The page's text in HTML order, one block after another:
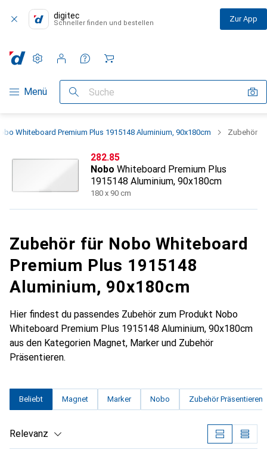
digitec
Schneller finden und bestellen Zur App
Navigation nach Kategorien
Menü Suche
Einstellungen
Kundenkonto
Vergleichslisten
Merklisten
Warenkorb
Whiteboard Premium Plus 1915148 Aluminium, 90x180cm Zubehör
CHF
282.85
Nobo Whiteboard Premium Plus
1915148 Aluminium, 90x180cm
180 x 90 cm
Zubehör für Nobo Whiteboard
Premium Plus 1915148
Aluminium, 90x180cm
Hier findest du passendes Zubehör zum Produkt Nobo
Whiteboard Premium Plus 1915148 Aluminium, 90x180cm
aus den Kategorien Magnet, Marker und Zubehör
Präsentieren.
Beliebt Magnet Marker Nobo Zubehör Präsentieren
Relevanz